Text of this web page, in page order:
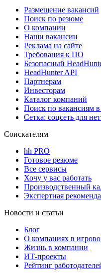
Размещение вакансий
Поиск по резюме
О компании
Наши вакансии
Реклама на сайте
Требования к ПО
Безопасный
HeadHunter API
Партнерам
Инвесторам
Каталог компаний
Поиск по вакансиям
Сетка: соцсеть для
Соискателям
hh PRO
Готовое резюме
Все сервисы
Хочу у вас работать
Производственный
Экспертная
Новости и статьи
Блог
О компаниях в
Жизнь в компании
ИТ-проекты
Рейтинг